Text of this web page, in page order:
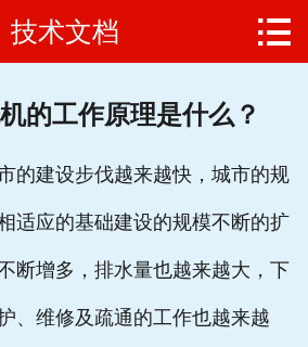
技术文档 
的工作原理是什么？
建设步伐越来越快，城市的规
适应的基础建设的规模不断的扩
断增多，排水量也越来越大，下
、维修及疏通的工作也越来越